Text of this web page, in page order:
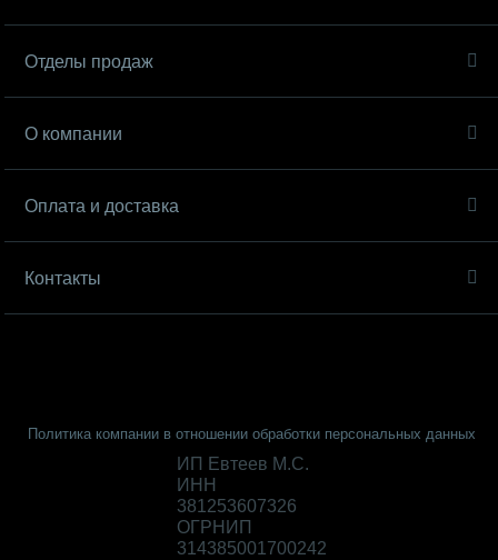
Отделы продаж
О компании
Оплата и доставка
Контакты
Политика компании в отношении обработки персональных данных
ИП Евтеев М.С.
ИНН
381253607326
ОГРНИП
314385001700242